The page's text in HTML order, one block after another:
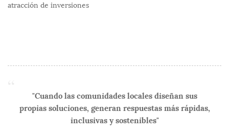
atracción de inversiones
"Cuando las comunidades locales diseñan sus
propias soluciones, generan respuestas más rápidas,
inclusivas y sostenibles"